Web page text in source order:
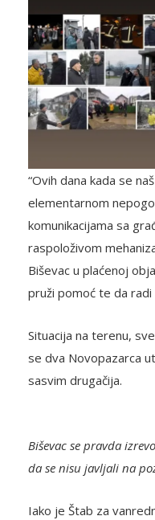
“Ovih dana kada se
elementarnom
komunikacijama sa
raspoloživom
Biševac u plaćenoj
pruži pomoć te da
Situacija na terenu,
se dva Novopazarca
sasvim drugačija.
Biševac se pravda
da se nisu javljali na
Iako je Štab za